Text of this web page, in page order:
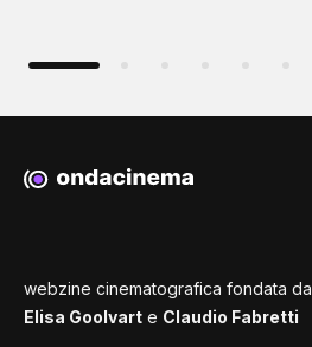
webzine cinematografica fondata da
Elisa Goolvart e Claudio Fabretti